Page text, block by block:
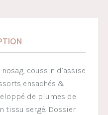
coussin d’assise
ensachés &
de plumes de
tissu sergé. Dossier